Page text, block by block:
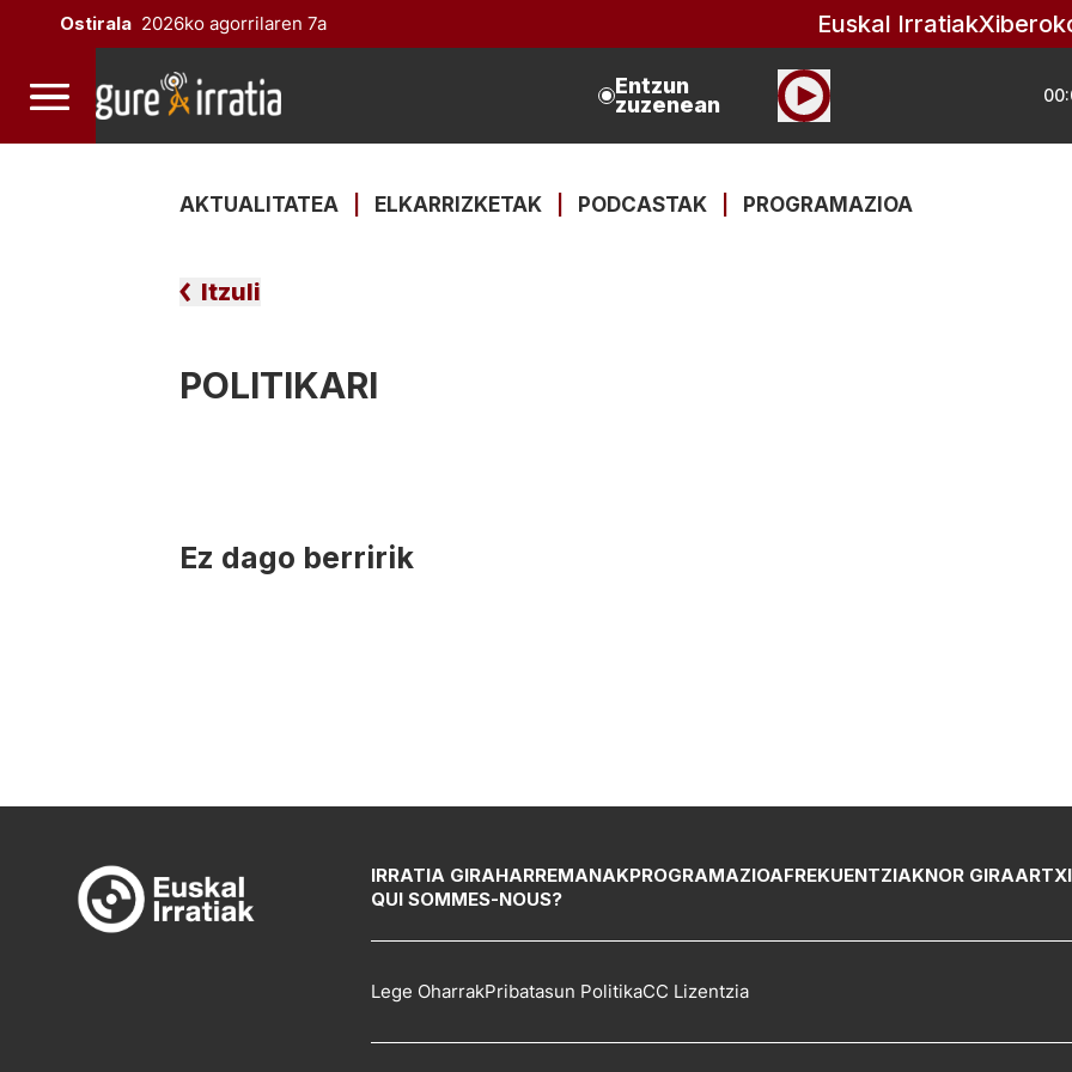
Ostirala 2026ko agorrilaren 7a Euskal Irratiak
Entzun
zuzenean
AKTUALITATEA ELKARRIZKETAK PODCASTAK PROGRAMAZIOA
Itzuli
POLITIKARI
Ez dago berririk
IRRATIA GIRAHARREMANAKPROGRAMAZIOAFREKUENTZIAKNOR GIRA
QUI SOMMES-NOUS?
Lege OharrakPribatasun PolitikaCC Lizentzia